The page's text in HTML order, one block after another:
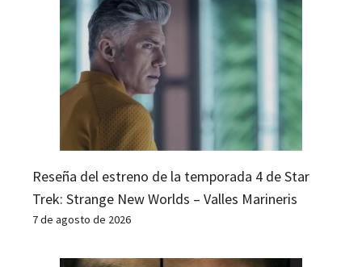
Reseña del estreno de la temporada 4 de Star
Trek: Strange New Worlds – Valles Marineris
7 de agosto de 2026